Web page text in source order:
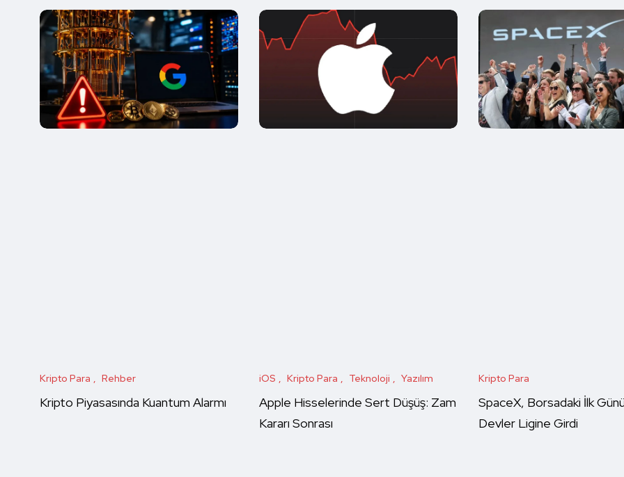
Kripto Para Rehber
Kripto Piyasasında Kuantum Alarmı
iOS Kripto Para Teknoloji Yazılım
Apple Hisselerinde Sert Düşüş: Zam
Kararı Sonrası
Kripto Para
SpaceX, Borsadaki İlk
Devler Ligine Girdi